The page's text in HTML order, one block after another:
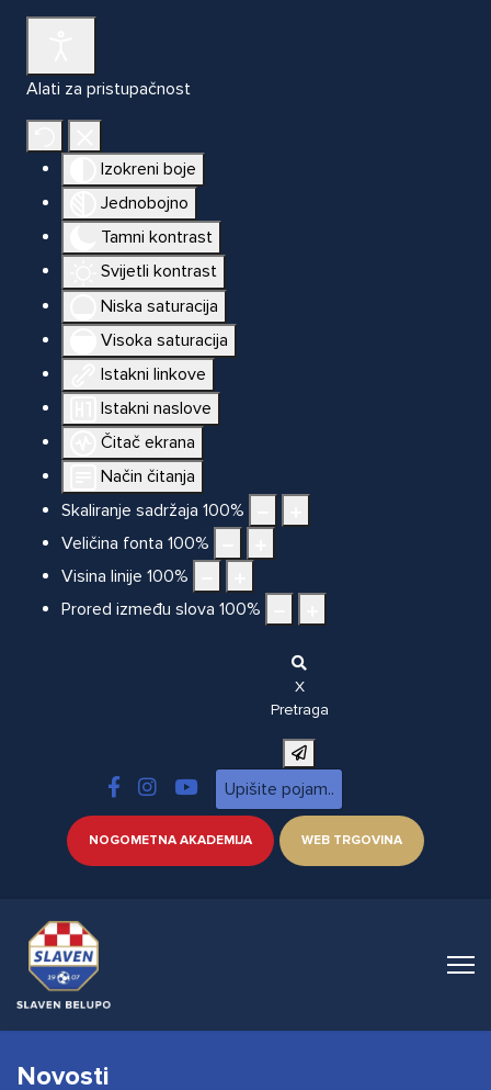
Alati za pristupačnost
Izokreni boje
Jednobojno
Tamni kontrast
Svijetli kontrast
Niska saturacija
Visoka saturacija
Istakni linkove
Istakni naslove
Čitač ekrana
Način čitanja
Skaliranje sadržaja 100%
Veličina fonta 100%
Visina linije 100%
Prored između slova 100%
X
Pretraga
NOGOMETNA AKADEMIJA WEB TRGOVINA
Novosti